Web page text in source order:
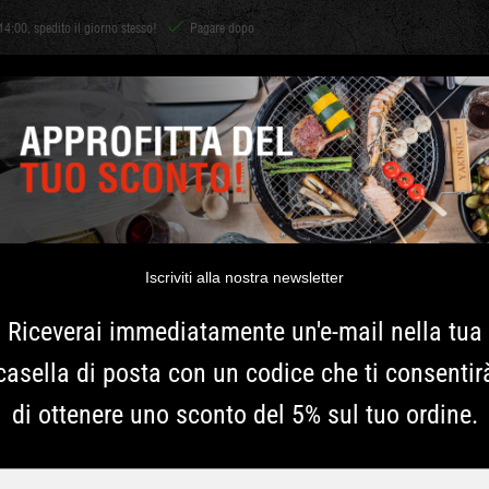
spedito il giorno stesso! Pagare dopo
ACCESSORI CARBONE E LEGNA ERBE ISPIRAZIONE
ELDURAPI
Con questo set di sale
ha le sue specialità e
sali fossero uguali, questo
ai vostri piatti con questo
contenuti in questo set.
Iscriviti alla nostra newsletter
Riceverai immediatamente un'e-mail nella tua
di posta con un codice che ti
di ottenere uno sconto del 5% sul tuo ordine.